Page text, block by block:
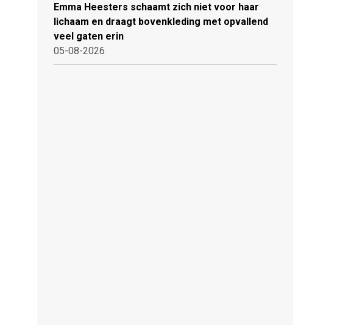
Emma Heesters schaamt zich niet voor haar
lichaam en draagt bovenkleding met opvallend
veel gaten erin
05-08-2026